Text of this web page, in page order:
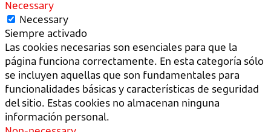
Necessary
Necessary
Siempre activado
Las cookies necesarias son esenciales para que la
página funciona correctamente. En esta categoría sólo
se incluyen aquellas que son fundamentales para
funcionalidades básicas y características de seguridad
del sitio. Estas cookies no almacenan ninguna
información personal.